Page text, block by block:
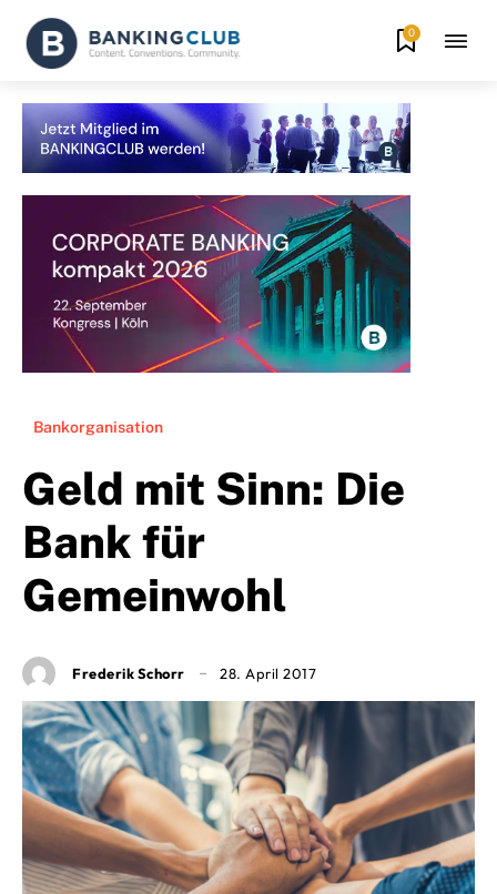
0
Bankorganisation
Geld mit Sinn: Die
Bank für
Gemeinwohl
Frederik Schorr 28. April 2017